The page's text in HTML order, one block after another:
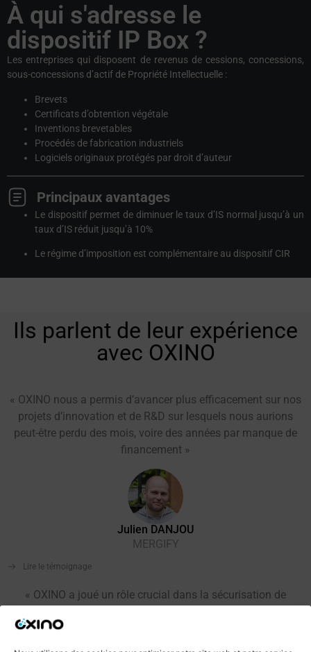
À qui s'adresse le
dispositif IP Box ?
Les entreprises qui disposent de revenus de cessions, concessions,
sous-concessions d’actif de Propriété Intellectuelle :
Brevets
Certificats d’obtention végétale
Inventions brevetables
Procédés de fabrication industriels
Logiciels originaux protégés par droit d’auteur
Principaux avantages
Le dispositif permet de diminuer le taux d’IS normal jusqu’à un
taux d’IS réduit jusqu’à 10%
Le régime d’imposition est complémentaire au dispositif CIR
Ils parlent de leur expérience
avec OXINO
« OXINO nous a permis d’avancer plus efficacement sur nos
projets d’innovation et de R&D sur lesquels nous aurions
peut-être perdu des mois, voire des années par manque de
financement »
Julien DANJOU
MERGIFY
Lire le témoignage
« OXINO a joué un rôle crucial dans la sécurisation de
l’entreprise a pu optimiser ses avantages fiscaux. De plus, le